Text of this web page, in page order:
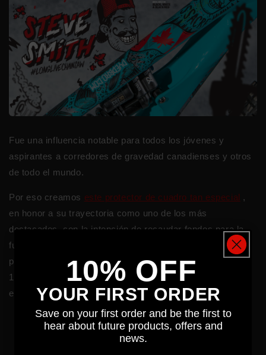
Fue una influencia notable para todos los jóvenes y
aspirantes a corredores de gravedad canadienses y otros
de todo el mundo.
Por eso creamos este protector de cuadro tan especial ,
en honor a su trayectoria como uno de los más
destacados, con la intención de recaudar fondos para la
fundación Stevie Smith Legacy.
Donaremos el 5 % del
precio de venta con el objetivo de reunir 1000 € antes del
11 de mayo de 2020. Seguiremos donando después de
esa fecha.
10% OFF
YOUR FIRST ORDER
Save on your first order and be the first to
hear about future products, offers and
news.